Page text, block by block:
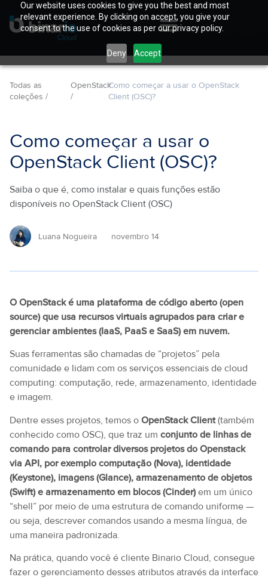
Our website uses cookies to give you the best and most
relevant experience. By clicking on accept, you give your
consent to the use of cookies as per our privacy policy.
Deny Accept
Todas as
coleções /
OpenStack
/
Como começar a usar o OpenStack
Client (OSC)?
Como começar a usar o
OpenStack Client (OSC)?
Saiba o que é, como instalar e quais funções estão
disponíveis no OpenStack Client (OSC)
Luana Nogueira novembro 14
O OpenStack é uma plataforma de código aberto (open
source) que usa recursos virtuais agrupados para criar e
gerenciar ambientes (IaaS, PaaS e SaaS) em nuvem.
Suas ferramentas são chamadas de “projetos” pela
comunidade e lidam com os serviços essenciais de cloud
computing: computação, rede, armazenamento, identidade
e imagem.
Dentre esses projetos, temos o OpenStack Client(também
conhecido como OSC), que traz um conjunto de linhas de
comando para controlar diversos projetos do Openstack
via API, por exemplo computação (Nova), identidade
(Keystone), imagens (Glance), armazenamento de objetos
(Swift) e armazenamento em blocos (Cinder) em um único
“shell” por meio de uma estrutura de comando uniforme —
ou seja, descrever comandos usando a mesma língua, de
uma maneira padronizada.
Na prática, quando você é cliente Binario Cloud, consegue
fazer o gerenciamento desses atributos através da interface